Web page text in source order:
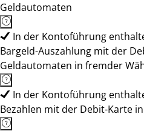
Geldautomaten
In der Kontoführung
Bargeld-Auszahlung mit der
Geldautomaten in fremder
In der Kontoführung
Bezahlen mit der Debit-Karte